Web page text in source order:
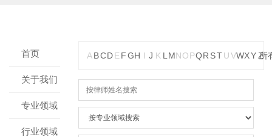
首页
关于我们
专业领域
行业领域
ABCDE FGH I J K L MNOPQR STUVWXYZ
所